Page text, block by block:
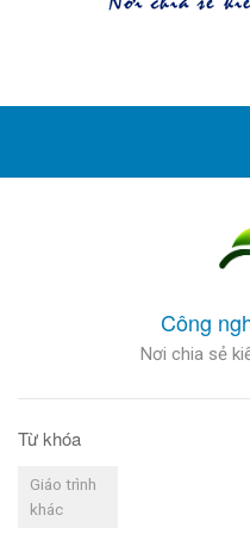
Công
Nơi chia sẻ
Từ khóa
Giáo trình
khác